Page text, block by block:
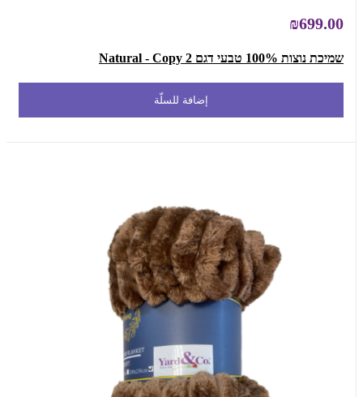
₪699.00
שמיכת נוצות 100% טבעי דגם Natural - Copy 2
إضافة للسلّة